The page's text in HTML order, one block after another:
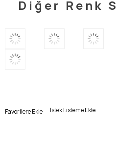
Diğer Renk
Favorilere Ekle İstek Listeme Ekle